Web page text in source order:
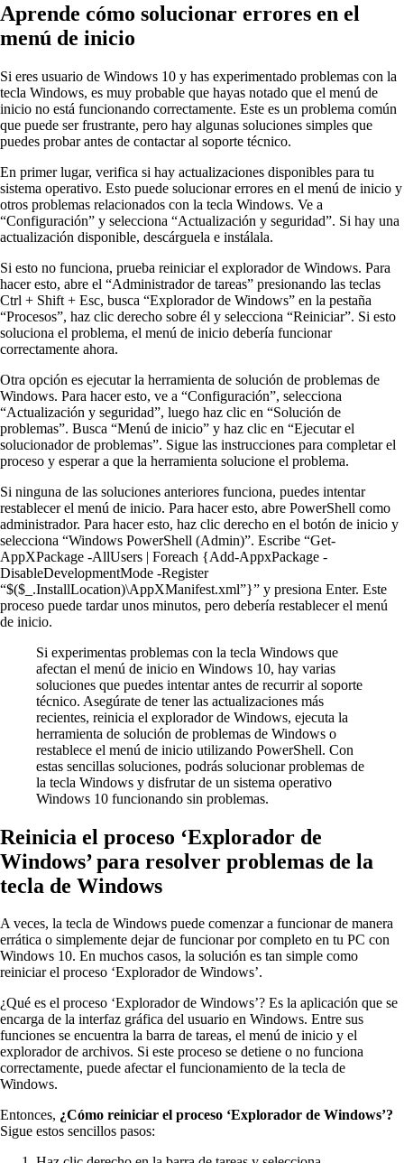
Aprende cómo solucionar errores en el
menú de inicio
Si eres usuario de Windows 10 y has experimentado problemas con la
tecla Windows, es muy probable que hayas notado que el menú de
inicio no está funcionando correctamente. Este es un problema común
que puede ser frustrante, pero hay algunas soluciones simples que
puedes probar antes de contactar al soporte técnico.
En primer lugar, verifica si hay actualizaciones disponibles para tu
sistema operativo. Esto puede solucionar errores en el menú de inicio y
otros problemas relacionados con la tecla Windows. Ve a
“Configuración” y selecciona “Actualización y seguridad”. Si hay una
actualización disponible, descárguela e instálala.
Si esto no funciona, prueba reiniciar el explorador de Windows. Para
hacer esto, abre el “Administrador de tareas” presionando las teclas
Ctrl + Shift + Esc, busca “Explorador de Windows” en la pestaña
“Procesos”, haz clic derecho sobre él y selecciona “Reiniciar”. Si esto
soluciona el problema, el menú de inicio debería funcionar
correctamente ahora.
Otra opción es ejecutar la herramienta de solución de problemas de
Windows. Para hacer esto, ve a “Configuración”, selecciona
“Actualización y seguridad”, luego haz clic en “Solución de
problemas”. Busca “Menú de inicio” y haz clic en “Ejecutar el
solucionador de problemas”. Sigue las instrucciones para completar el
proceso y esperar a que la herramienta solucione el problema.
Si ninguna de las soluciones anteriores funciona, puedes intentar
restablecer el menú de inicio. Para hacer esto, abre PowerShell como
administrador. Para hacer esto, haz clic derecho en el botón de inicio y
selecciona “Windows PowerShell (Admin)”. Escribe “Get-
AppXPackage -AllUsers | Foreach {Add-AppxPackage -
DisableDevelopmentMode -Register
“$($_.InstallLocation)\AppXManifest.xml”}” y presiona Enter. Este
proceso puede tardar unos minutos, pero debería restablecer el menú
de inicio.
Si experimentas problemas con la tecla Windows que
afectan el menú de inicio en Windows 10, hay varias
soluciones que puedes intentar antes de recurrir al soporte
técnico. Asegúrate de tener las actualizaciones más
recientes, reinicia el explorador de Windows, ejecuta la
herramienta de solución de problemas de Windows o
restablece el menú de inicio utilizando PowerShell. Con
estas sencillas soluciones, podrás solucionar problemas de
la tecla Windows y disfrutar de un sistema operativo
Windows 10 funcionando sin problemas.
Reinicia el proceso ‘Explorador de
Windows’ para resolver problemas de la
tecla de Windows
A veces, la tecla de Windows puede comenzar a funcionar de manera
errática o simplemente dejar de funcionar por completo en tu PC con
Windows 10. En muchos casos, la solución es tan simple como
reiniciar el proceso ‘Explorador de Windows’.
¿Qué es el proceso ‘Explorador de Windows’? Es la aplicación que se
encarga de la interfaz gráfica del usuario en Windows. Entre sus
funciones se encuentra la barra de tareas, el menú de inicio y el
explorador de archivos. Si este proceso se detiene o no funciona
correctamente, puede afectar el funcionamiento de la tecla de
Windows.
Entonces, ¿Cómo reiniciar el proceso ‘Explorador de Windows’?
Sigue estos sencillos pasos: